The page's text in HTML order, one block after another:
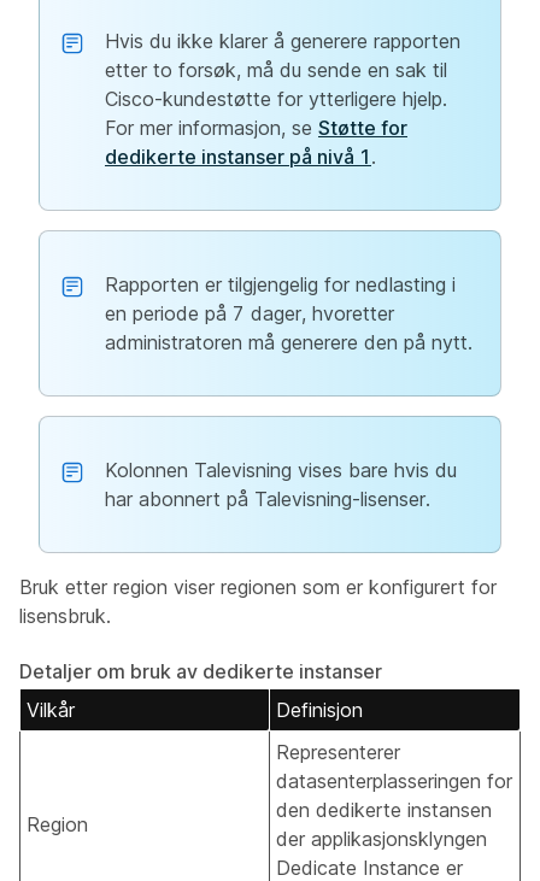
Hvis du ikke klarer å generere rapporten
etter to forsøk, må du sende en sak til
Cisco-kundestøtte for ytterligere hjelp.
For mer informasjon, se Støtte for
dedikerte instanser på nivå 1 .
Rapporten er tilgjengelig for nedlasting i
en periode på 7 dager, hvoretter
administratoren må generere den på nytt.
Kolonnen Talevisning vises bare hvis du
har abonnert på Talevisning-lisenser.
Bruk etter region viser regionen som er konfigurert for
lisensbruk.
Detaljer om bruk av dedikerte instanser
Vilkår
Definisjon
Region
Representerer
datasenterplasseringen for
den dedikerte instansen
der applikasjonsklyngen
Dedicate Instance er